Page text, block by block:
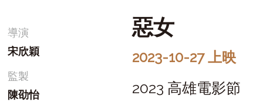
導演
宋欣穎
監製
陳劭怡
惡女
2023-10-27 上映
2023 高雄電影節